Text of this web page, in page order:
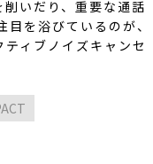
いだり、重要な通話
を浴びているのが、
ィブノイズキャンセ